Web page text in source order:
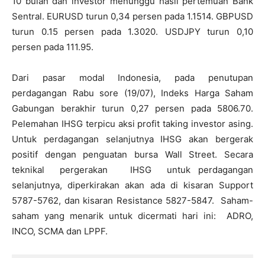
Sentral. EURUSD turun 0,34 persen pada 1.1514. GBPUSD
turun 0.15 persen pada 1.3020. USDJPY turun 0,10
persen pada 111.95.
Dari pasar modal Indonesia, pada penutupan
perdagangan Rabu sore (19/07), Indeks Harga Saham
Gabungan berakhir turun 0,27 persen pada 5806.70.
Pelemahan IHSG terpicu aksi profit taking investor asing.
Untuk perdagangan selanjutnya IHSG akan bergerak
positif dengan penguatan bursa Wall Street. Secara
teknikal pergerakan IHSG untuk perdagangan
selanjutnya, diperkirakan akan ada di kisaran Support
5787-5762, dan kisaran Resistance 5827-5847. Saham-
saham yang menarik untuk dicermati hari ini: ADRO,
INCO, SCMA dan LPPF.